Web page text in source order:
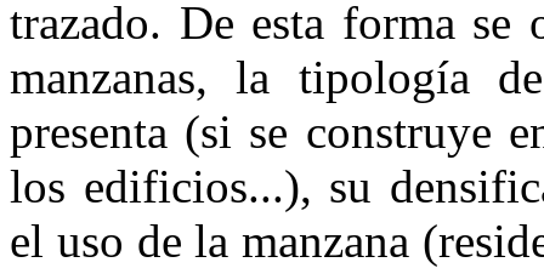
trazado. De esta forma se
manzanas, la tipología
presenta (si se construye
los edificios...), su
el uso de la manzana